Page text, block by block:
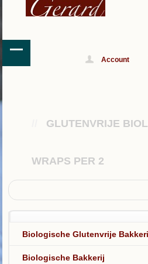
Account
GLUTENVRIJE
WRAPS PER 2
Biologische Glutenvrije
Biologische Bakkerij